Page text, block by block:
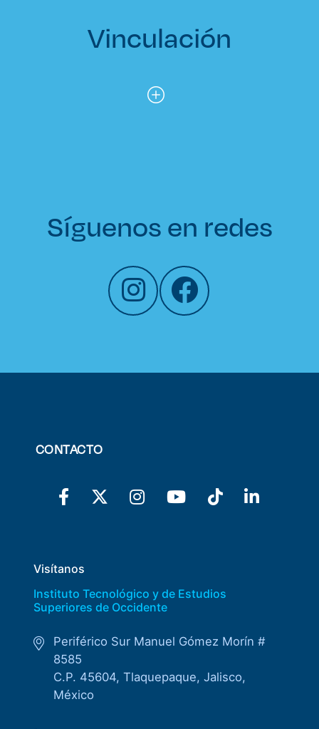
Vinculación
Síguenos en redes
CONTACTO
Visítanos
Instituto Tecnológico y de Estudios
Superiores de Occidente
Periférico Sur Manuel Gómez Morín #
8585
C.P. 45604, Tlaquepaque, Jalisco,
México